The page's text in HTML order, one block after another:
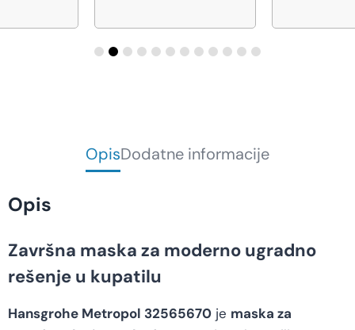
OpisDodatne informacije
Opis
Završna maska za moderno ugradno
rešenje u kupatilu
Hansgrohe Metropol 32565670 je maska za